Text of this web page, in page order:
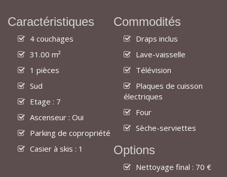
Caractéristiques
4 couchages
31.00 m²
1 pièces
Sud
Etage : 7
Ascenseur : Oui
Parking de copropriété
Casier à skis : 1
Commodités
Draps inclus
Lave-vaisselle
Télévision
Plaques de cuisson
électriques
Four
Sèche-serviettes
Options
Nettoyage final : 70 €